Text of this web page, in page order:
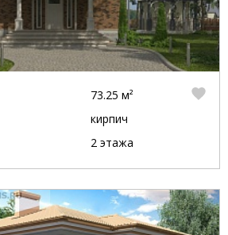
73.25 м²
кирпич
2 этажа